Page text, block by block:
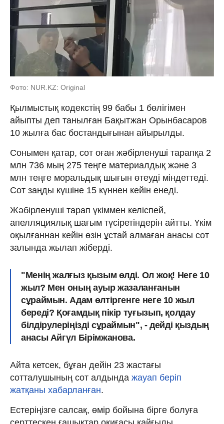
Фото: NUR.KZ: Original
Қылмыстық кодекстің 99 бабы 1 бөлігімен
айыпты деп танылған Бақытжан Орынбасаров
10 жылға бас бостандығынан айырылды.
Сонымен қатар, сот оған жәбірленуші тарапқа 2
млн 736 мың 275 теңге материалдық және 3
млн теңге моральдық шығын өтеуді міндеттеді.
Сот заңды күшіне 15 күннен кейін енеді.
Жәбірленуші тарап үкіммен келіспей,
апелляциялық шағым түсіретіндерін айтты. Үкім
оқылғаннан кейін өзін ұстай алмаған анасы сот
залында жылап жіберді.
"Менің жалғыз қызым өлді. Ол жоқ! Неге 10
жыл? Мен оның ауыр жазаланғанын
сұраймын. Адам өлтіргенге неге 10 жыл
береді? Қоғамдық пікір туғызып, қолдау
білдірулеріңізді сұраймын", - дейді қыздың
анасы Айгүл Бірімжанова.
Айта кетсек, бұған дейін 23 жастағы
сотталушының сот алдында жауап беріп
жатқаны хабарланған.
Естеріңізге салсақ, өмір бойына бірге болуға